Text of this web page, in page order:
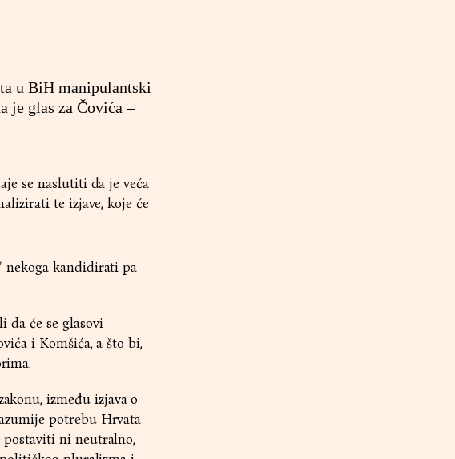
u BiH manipulantski
je glas za Čovića =
se naslutiti da je veća
te izjave, koje će
nekoga kandidirati pa
da će se glasovi
i Komšića, a što bi,
između izjava o
potrebu Hrvata
postaviti ni neutralno,